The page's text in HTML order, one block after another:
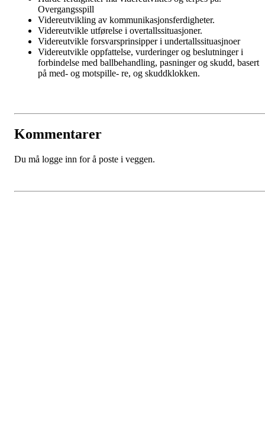
Overgangsspill
Videreutvikling av kommunikasjonsferdigheter.
Videreutvikle utførelse i overtallssituasjoner.
Videreutvikle forsvarsprinsipper i undertallssituasjnoer
Videreutvikle oppfattelse, vurderinger og beslutninger i
forbindelse med ballbehandling, pasninger og skudd, basert
på med- og motspille- re, og skuddklokken.
Kommentarer
Du må logge inn for å poste i veggen.